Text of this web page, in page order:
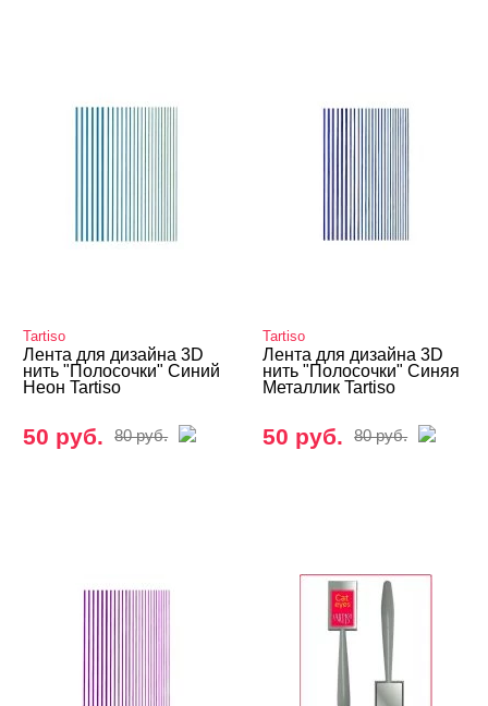
Tartiso
Лента для дизайна 3D
нить "Полосочки" Синий
Неон Tartiso
50 руб. 80 руб.
Tartiso
Лента для дизайна 3D
нить "Полосочки" Синяя
Металлик Tartiso
50 руб. 80 руб.